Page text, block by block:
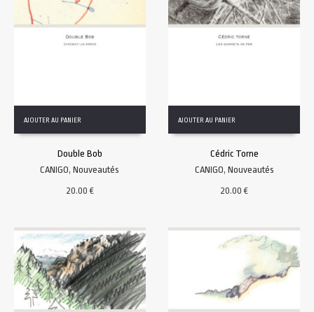
AJOUTER AU PANIER
Double Bob
CANIGO,Nouveautés
20.00€
AJOUTER AU PANIER
Cédric Torne
CANIGO, Nouveautés
20.00€